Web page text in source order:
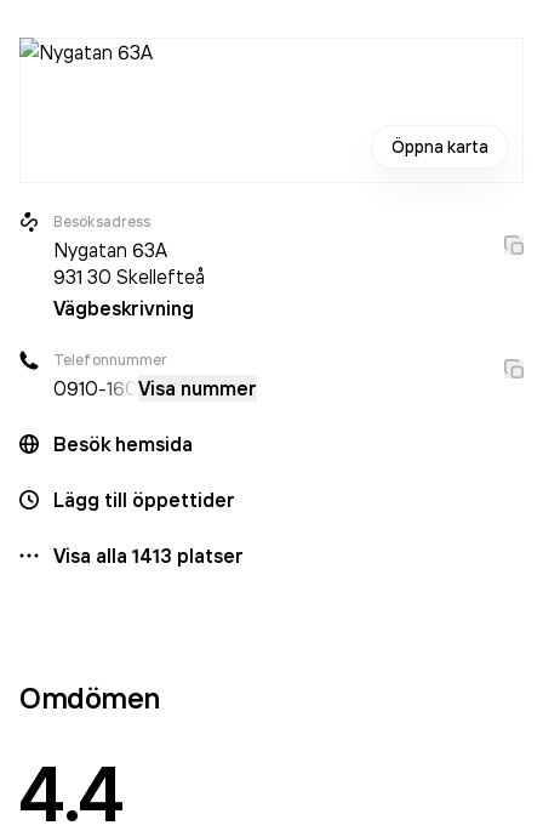
Öppna karta
Besöksadress
Nygatan 63A
931 30 Skellefteå
Vägbeskrivning
Telefonnummer
0910-160Visa nummer
Besök hemsida
Lägg till öppettider
Visa alla 1413 platser
Omdömen
4.4